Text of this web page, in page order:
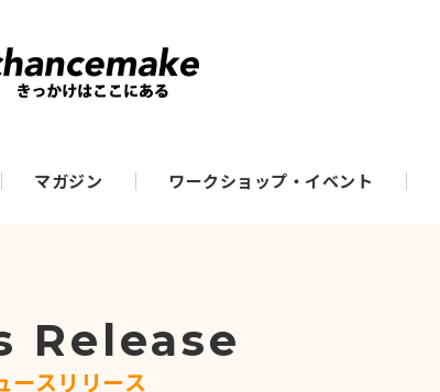
マガジン ワークショップ・イベント
Release
ースリリース